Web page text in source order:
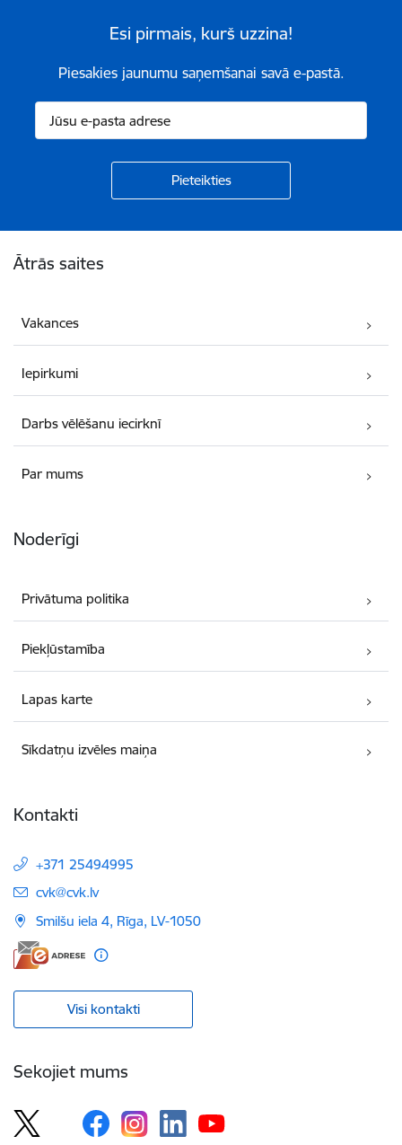
Esi pirmais, kurš uzzina!
Piesakies jaunumu saņemšanai savā e-pastā.
Ātrās saites
Vakances
Iepirkumi
Darbs vēlēšanu iecirknī
Par mums
Noderīgi
Privātuma politika
Piekļūstamība
Lapas karte
Sīkdatņu izvēles maiņa
Kontakti
+371 25494995
E-pasts:
cvk@cvk.lv
Smilšu iela 4, Rīga, LV-1050
Visi kontakti
Sekojiet mums